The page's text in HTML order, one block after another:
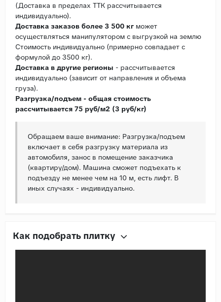
(Доставка в пределах ТТК рассчитывается
индивидуально).
Доставка заказов более 3 500 кг может
осуществляться манипулятором с выгрузкой на землю
Стоимость индивидуально (примерно совпадает с
формулой до 3500 кг).
Доставка в другие регионы - рассчитывается
индивидуально (зависит от направления и объема
груза).
Разгрузка/подъем - общая стоимость
рассчитывается 75 руб/м2 (3 руб/кг)
Обращаем ваше внимание: Разгрузка/подъем
включает в себя разгрузку материала из
автомобиля, занос в помещение заказчика
(квартиру/дом). Машина сможет подъехать к
подъезду не менее чем на 10 м, есть лифт. В
иных случаях - индивидуально.
Как подобрать плитку